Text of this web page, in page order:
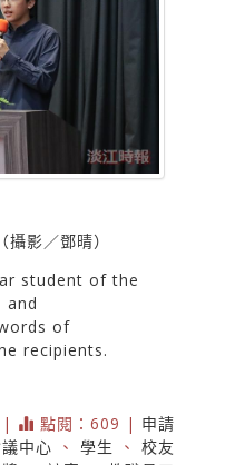
影／鄧晴）
student of the
of
recipients.
點閱：609 | 申請
中心 、 學生 、 校友